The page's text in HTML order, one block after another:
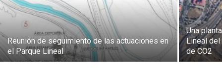
Reunión de seguimiento de las actuaciones en
el Parque Lineal
Una
Lineal
de CO2